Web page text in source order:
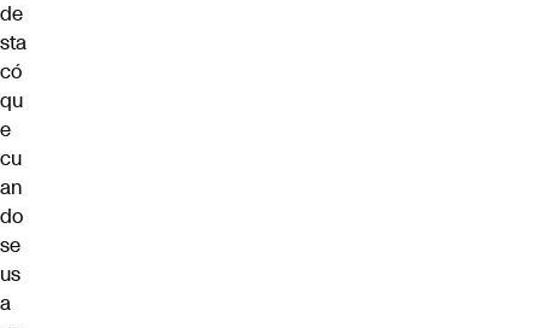
de
sta
có
qu
e
cu
an
do
se
us
a